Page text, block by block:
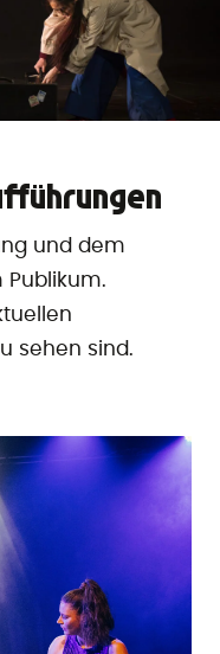
und dem
Publikum.
sehen sind.